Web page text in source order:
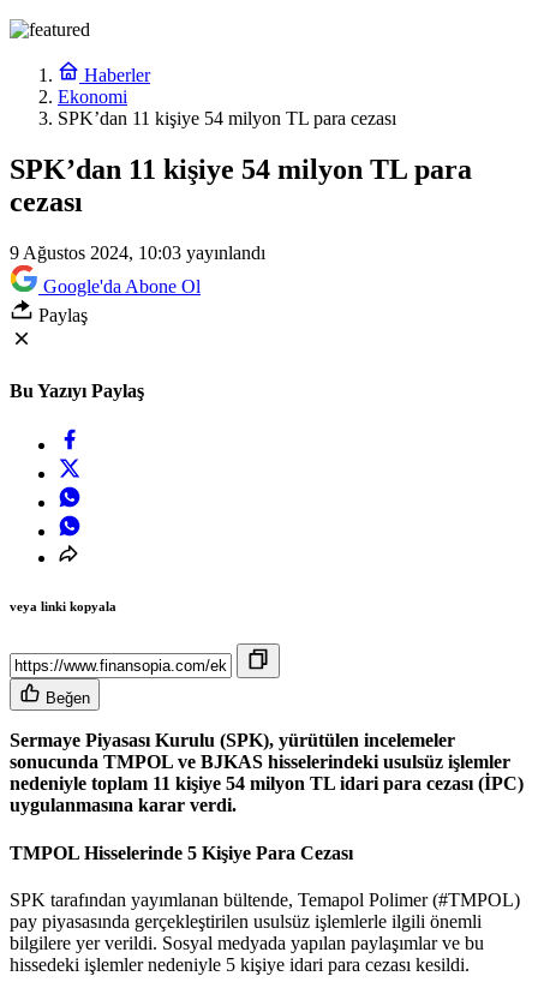
Haberler
Ekonomi
SPK’dan 11 kişiye 54 milyon TL para cezası
SPK’dan 11 kişiye 54 milyon TL para
cezası
9 Ağustos 2024, 10:03 yayınlandı
Google'da Abone Ol
Paylaş
Bu Yazıyı Paylaş
veya linki kopyala
Beğen
Sermaye Piyasası Kurulu (SPK), yürütülen incelemeler
sonucunda TMPOL ve BJKAS hisselerindeki usulsüz işlemler
nedeniyle toplam 11 kişiye 54 milyon TL idari para cezası (İPC)
uygulanmasına karar verdi.
TMPOL Hisselerinde 5 Kişiye Para Cezası
SPK tarafından yayımlanan bültende, Temapol Polimer (#TMPOL)
pay piyasasında gerçekleştirilen usulsüz işlemlerle ilgili önemli
bilgilere yer verildi. Sosyal medyada yapılan paylaşımlar ve bu
hissedeki işlemler nedeniyle 5 kişiye idari para cezası kesildi.